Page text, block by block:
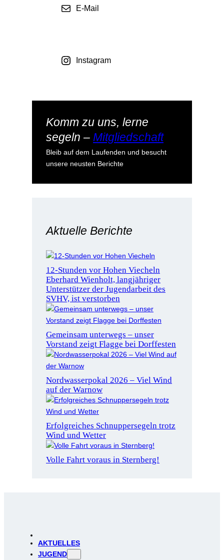
E-Mail
Instagram
Komm zu uns, lerne
segeln – Mitgliedschaft
Bleib auf dem Laufenden und besucht
unsere neusten Berichte
Aktuelle Berichte
12-Stunden vor Hohen Viecheln
Eberhard Wienholt, langjähriger
Unterstützer der Jugendarbeit des
SVHV, ist verstorben
Gemeinsam unterwegs – unser
Vorstand zeigt Flagge bei Dorffesten
Nordwasserpokal 2026 – Viel Wind
auf der Warnow
Erfolgreiches Schnuppersegeln trotz
Wind und Wetter
Volle Fahrt voraus in Sternberg!
AKTUELLES
JUGEND